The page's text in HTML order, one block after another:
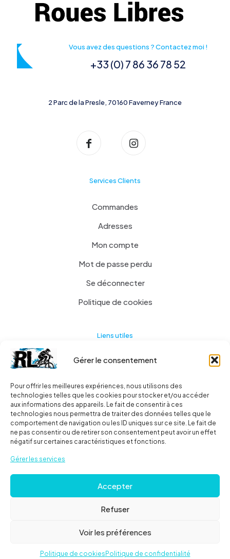
Gérer le consentement
Pour offrir les meilleures expériences, nous utilisons des
technologies telles que les cookies pour stocker et/ou accéder
aux informations des appareils. Le fait de consentir à ces
technologies nous permettra de traiter des données telles que le
comportement de navigation ou les ID uniques sur ce site. Le fait de
ne pas consentir ou de retirer son consentement peut avoir un effet
négatif sur certaines caractéristiques et fonctions.
Gérer les services
Accepter
Refuser
Voir les préférences
Politique de cookies Politique de confidentialité
Vous avez des questions ? Contactez moi !
+33 (0) 7 86 36 78 52
2 Parc de la Presle, 70160 Faverney France
Services Clients
Commandes
Adresses
Mon compte
Mot de passe perdu
Se déconnecter
Politique de cookies
Liens utiles
Actualités
A propos
Contact
Ma liste
FAQ
Roues libres| Tous droits réservés |